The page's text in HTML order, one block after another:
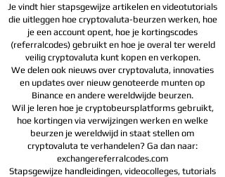
Je vindt hier stapsgewijze artikelen en videotutorials
die uitleggen hoe cryptovaluta-beurzen werken, hoe
je een account opent, hoe je kortingscodes
(referralcodes) gebruikt en hoe je overal ter wereld
veilig cryptovaluta kunt kopen en verkopen.
We delen ook nieuws over cryptovaluta, innovaties
en updates over nieuw genoteerde munten op
Binance en andere wereldwijde beurzen.
Wil je leren hoe je cryptobeursplatforms gebruikt,
hoe kortingen via verwijzingen werken en welke
beurzen je wereldwijd in staat stellen om
cryptovaluta te verhandelen? Ga dan naar:
exchangereferralcodes.com
Stapsgewijze handleidingen, videocolleges, tutorials